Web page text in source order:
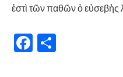
ἐστὶ τῶν παθῶν ὁ εὐσεβὴς
Fa